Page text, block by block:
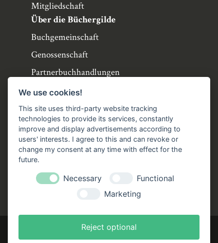
Mitgliedschaft
Über die Büchergilde
Buchgemeinschaft
Genossenschaft
Partnerbuchhandlungen
Büchergilde online
Stellenangebote
Folgen Sie uns!
FacebookInstagramYouTubeTikTok
Zustellung durch:
We use cookies!
This site uses third-party website tracking
technologies to provide its services, constantly
improve and display advertisements according to
users' interests. I agree to this and can revoke or
change my consent at any time with effect for the
future.
Necessary
Functional
Marketing
Reject optional